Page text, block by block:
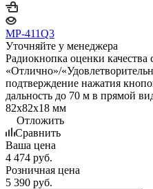
MP-411Q3
Уточняйте у менеджера
Радиокнопка оценки
«Отлично»/
подтверждение нажатия
дальность до 70 м в прямой
82х82х18 мм
Отложить
Сравнить
Ваша цена
4 474 руб.
Розничная цена
5 390 руб.